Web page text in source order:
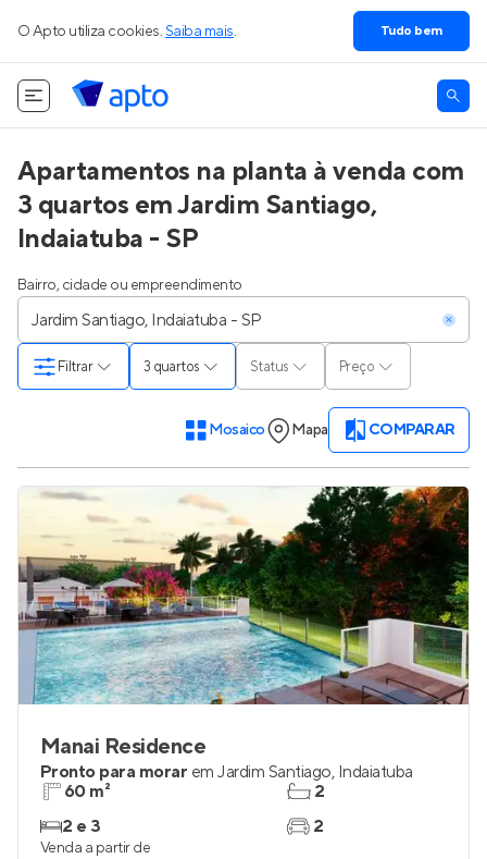
O Apto utiliza cookies. Saiba mais. Tudo bem
Apartamentos na planta à venda com
3 quartos em Jardim Santiago,
Indaiatuba - SP
Bairro, cidade ou empreendimento
3 quartos Status Preço
Filtrar
Mosaico Mapa COMPARAR
Manai Residence
Pronto para morar em Jardim Santiago, Indaiatuba
60 m²
2 e 3
2
2
Venda a partir de